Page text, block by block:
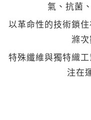
氣、抗菌
以革命性的技術鎖
滌次
特殊纖維與獨特織
注在